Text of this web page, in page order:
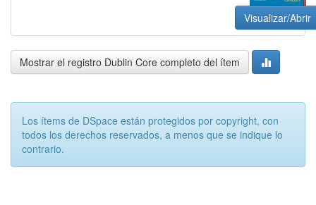
Visualizar/Abrir
Mostrar el registro Dublin Core completo del ítem
Los ítems de DSpace están protegidos por copyright, con
todos los derechos reservados, a menos que se indique lo
contrario.